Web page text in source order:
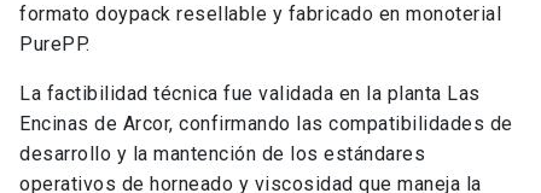
formato doypack resellable y fabricado en monoterial
PurePP.
La factibilidad técnica fue validada en la planta Las
Encinas de Arcor, confirmando las compatibilidades de
desarrollo y la mantención de los estándares
operativos de horneado y viscosidad que maneja la